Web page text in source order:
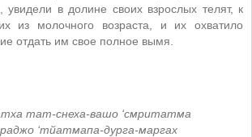
увидели в долине своих взрослых телят, к
из молочного возраста, и их охватило
отдать им свое полное вымя.
тат-снеха-вашо ‘смритатма
‘тйатмапа-дурга-маргах